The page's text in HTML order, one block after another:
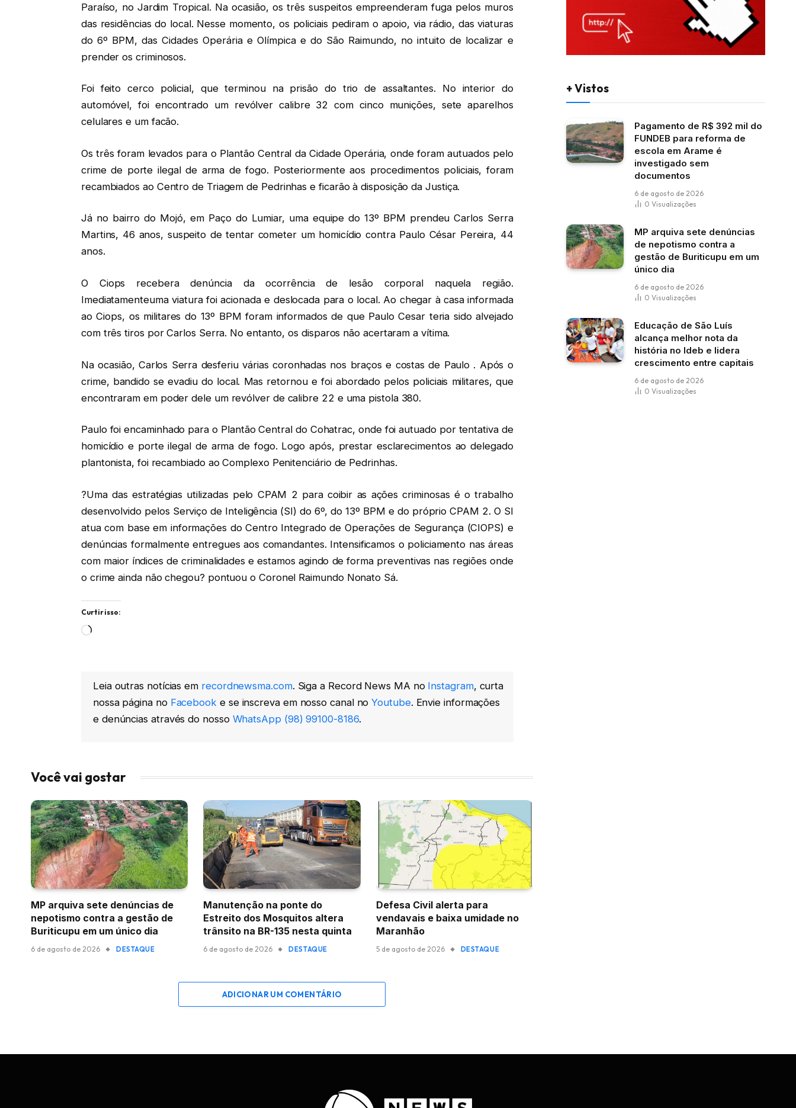
Paraíso, no Jardim Tropical. Na ocasião, os três suspeitos empreenderam fuga pelos muros
das residências do local. Nesse momento, os policiais pediram o apoio, via rádio, das viaturas
do 6º BPM, das Cidades Operária e Olímpica e do São Raimundo, no intuito de localizar e
prender os criminosos.
Foi feito cerco policial, que terminou na prisão do trio de assaltantes. No interior do
automóvel, foi encontrado um revólver calibre 32 com cinco munições, sete aparelhos
celulares e um facão.
Os três foram levados para o Plantão Central da Cidade Operária, onde foram autuados pelo
crime de porte ilegal de arma de fogo. Posteriormente aos procedimentos policiais, foram
recambiados ao Centro de Triagem de Pedrinhas e ficarão à disposição da Justiça.
Já no bairro do Mojó, em Paço do Lumiar, uma equipe do 13º BPM prendeu Carlos Serra
Martins, 46 anos, suspeito de tentar cometer um homicídio contra Paulo César Pereira, 44
anos.
O Ciops recebera denúncia da ocorrência de lesão corporal naquela região.
Imediatamenteuma viatura foi acionada e deslocada para o local. Ao chegar à casa informada
ao Ciops, os militares do 13º BPM foram informados de que Paulo Cesar teria sido alvejado
com três tiros por Carlos Serra. No entanto, os disparos não acertaram a vítima.
Na ocasião, Carlos Serra desferiu várias coronhadas nos braços e costas de Paulo . Após o
crime, bandido se evadiu do local. Mas retornou e foi abordado pelos policiais militares, que
encontraram em poder dele um revólver de calibre 22 e uma pistola 380.
Paulo foi encaminhado para o Plantão Central do Cohatrac, onde foi autuado por tentativa de
homicídio e porte ilegal de arma de fogo. Logo após, prestar esclarecimentos ao delegado
plantonista, foi recambiado ao Complexo Penitenciário de Pedrinhas.
?Uma das estratégias utilizadas pelo CPAM 2 para coibir as ações criminosas é o trabalho
desenvolvido pelos Serviço de Inteligência (SI) do 6º, do 13º BPM e do próprio CPAM 2. O SI
atua com base em informações do Centro Integrado de Operações de Segurança (CIOPS) e
denúncias formalmente entregues aos comandantes. Intensificamos o policiamento nas áreas
com maior índices de criminalidades e estamos agindo de forma preventivas nas regiões onde
o crime ainda não chegou? pontuou o Coronel Raimundo Nonato Sá.
Curtir isso:
Carregando...
Leia outras notícias em recordnewsma.com. Siga a Record News MA no Instagram, curta
nossa página no Facebook e se inscreva em nosso canal noYoutube. Envie informações
e denúncias através do nosso WhatsApp (98) 99100-8186.
Você vai gostar
MP arquiva sete denúncias de
nepotismo contra a gestão de
Buriticupu em um único dia
6 de agosto de 2026 DESTAQUE
Manutenção na ponte do
Estreito dos Mosquitos altera
trânsito na BR-135 nesta quinta
6 de agosto de 2026 DESTAQUE
Defesa Civil alerta para
vendavais e baixa umidade no
Maranhão
5 de agosto de 2026 DESTAQUE
ADICIONAR UM COMENTÁRIO
+ Vistos
Pagamento de R$ 392 mil do
FUNDEB para reforma de
escola em Arame é
investigado sem
documentos
6 de agosto de 2026
0 Visualizações
MP arquiva sete denúncias
de nepotismo contra a
gestão de Buriticupu em um
único dia
6 de agosto de 2026
0 Visualizações
Educação de São Luís
alcança melhor nota da
história no Ideb e lidera
crescimento entre capitais
6 de agosto de 2026
0 Visualizações